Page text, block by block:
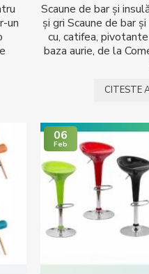
un
Scaune de bar și
și gri Scaune de bar
cu, catifea,
baza aurie, de la
CITESTE
06
Feb